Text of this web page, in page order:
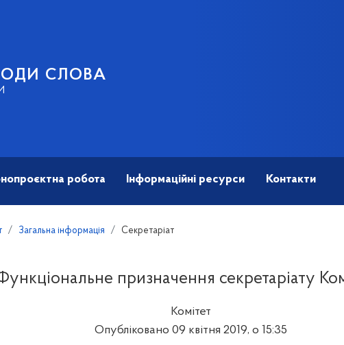
СЛОВА
робота Інформаційні ресурси Контакти
Загальна інформація Секретаріат
призначення секретаріату
Комітет
Опубліковано 09 квітня 2019, о 15:35